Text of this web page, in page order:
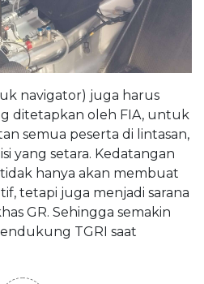
navigator) juga harus
ditetapkan oleh FIA, untuk
semua peserta di lintasan,
yang setara. Kedatangan
tidak hanya akan membuat
tetapi juga menjadi sarana
GR. Sehingga semakin
TGRI saat